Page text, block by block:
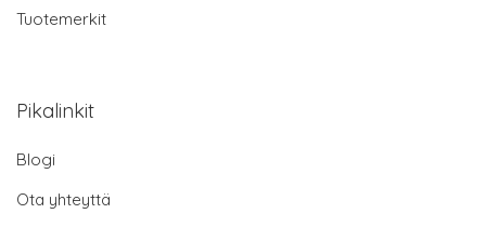
Tuotemerkit
Pikalinkit
Blogi
Ota yhteyttä